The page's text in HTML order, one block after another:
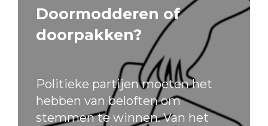
Doormodderen of
doorpakken?
Politieke partijen moeten het
hebben van beloften om
stemmen te winnen. Van het